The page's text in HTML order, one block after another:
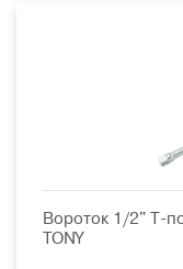
Вороток 1/2" Т-
TONY